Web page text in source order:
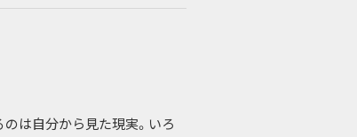
は自分から見た現実。いろ